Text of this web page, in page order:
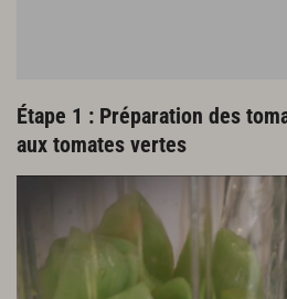
Étape 1 : Préparation des
aux tomates vertes